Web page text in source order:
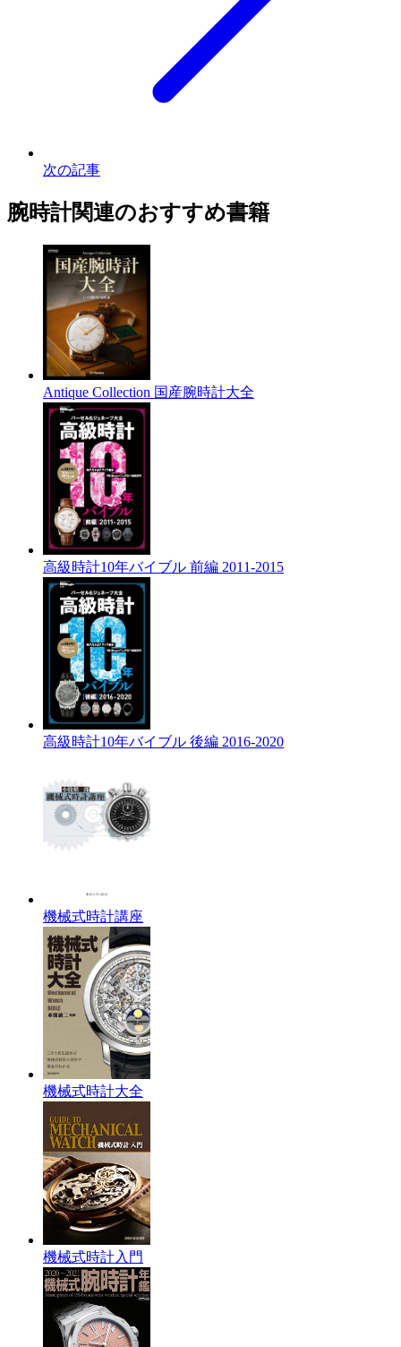
次の記事
腕時計関連のおすすめ書籍
Antique Collection 国産腕時計大全
高級時計10年バイブル 前編 2011-2015
高級時計10年バイブル 後編 2016-2020
機械式時計講座
機械式時計大全
機械式時計入門